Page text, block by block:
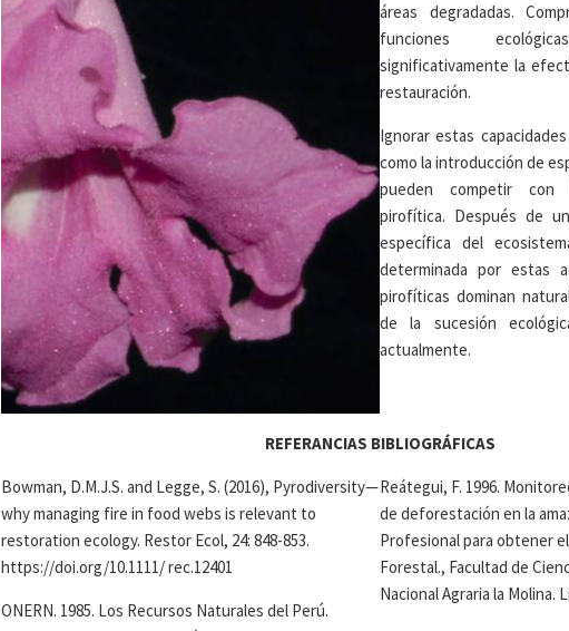
áreas degradadas.
funciones
significativamente la
restauración.
Ignorar estas
como la introducción de
pueden competir con
pirofítica. Después de
específica del
determinada por estas
pirofíticas dominan
de la sucesión
actualmente.
REFERANCIAS BIBLIOGRÁFICAS
Bowman, D.M.J.S. and Legge, S. (2016), Pyrodiversity—
why managing fire in food webs is relevant to
restoration ecology. Restor Ecol, 24: 848-853.
https://doi.org/10.1111/ rec.12401
ONERN. 1985. Los Recursos Naturales del Perú.
Reátegui, F. 1996.
de deforestación en la
Profesional para obtener
Forestal., Facultad de
Nacional Agraria la Molina.